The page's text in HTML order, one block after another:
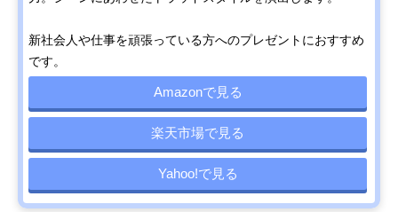
新社会人や仕事を頑張っている方へのプレゼントにおすすめ
です。
Amazonで見る
楽天市場で見る
Yahoo!で見る